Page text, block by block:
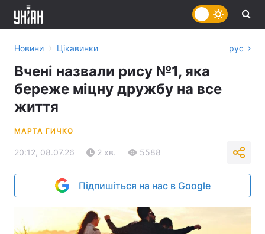
Новини › Цікавинки рус
Вчені назвали рису №1, яка
береже міцну дружбу на все
життя
МАРТА ГИЧКО
20:12, 08.07.26 2 хв. 5588
Підпишіться на нас в Google